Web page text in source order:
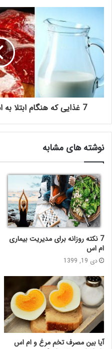
7 غذایی که هنگام ابتلا به ام اس از پزشک خود بپرسید
نوشته های مشابه
7 نکته روزانه برای مدیریت بیماری
ام اس
دی 19, 1399
آیا بین مصرف تخم مرغ و ام اس